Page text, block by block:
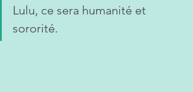
Lulu, ce sera humanité et
sororité.